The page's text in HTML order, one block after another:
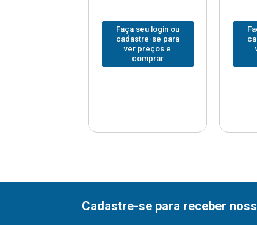
Faça seu login ou
cadastre-se para
ver preços e
comprar
Cadastre-se para receber